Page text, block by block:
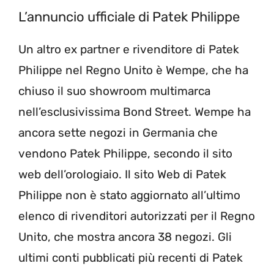
L’annuncio ufficiale di Patek Philippe
Un altro ex partner e rivenditore di Patek
Philippe nel Regno Unito è Wempe, che ha
chiuso il suo showroom multimarca
nell’esclusivissima Bond Street. Wempe ha
ancora sette negozi in Germania che
vendono Patek Philippe, secondo il sito
web dell’orologiaio. Il sito Web di Patek
Philippe non è stato aggiornato all’ultimo
elenco di rivenditori autorizzati per il Regno
Unito, che mostra ancora 38 negozi. Gli
ultimi conti pubblicati più recenti di Patek